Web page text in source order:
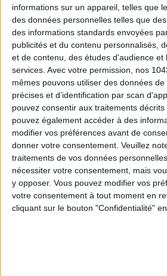
informations sur un appareil, telles que
des données personnelles telles que
des informations standards envoyées
publicités et du contenu personnalisés,
et de contenu, des études d'audience et
services. Avec votre permission, nos
mêmes pouvons utiliser des données de
précises et d’identification par scan
pouvez consentir aux traitements
pouvez également accéder à des
modifier vos préférences avant de
donner votre consentement. Veuillez
traitements de vos données
nécessiter votre consentement, mais
y opposer. Vous pouvez modifier vos
votre consentement à tout moment en
cliquant sur le bouton "Confidentialité"
SES DERNIERS